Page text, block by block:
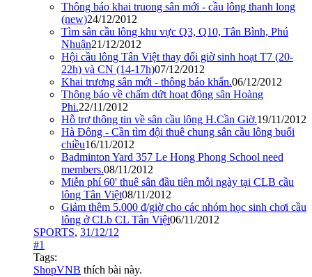
Thông báo khai truong sân mới - cầu lông thanh long
(new)24/12/2012
Tìm sân cầu lông khu vực Q3, Q10, Tân Bình, Phú
Nhuận21/12/2012
Hội cầu lông Tân Việt thay đổi giờ sinh hoạt T7 (20-
22h) và CN (14-17h)07/12/2012
Khai trương sân mới - thông báo khẩn.06/12/2012
Thông báo về chấm dứt hoạt động sân Hoàng
Phi.22/11/2012
Hỗ trợ thông tin về sân cầu lông H.Cần Giờ.19/11/2012
Hà Đông - Cần tìm đội thuê chung sân cầu lông buổi
chiều16/11/2012
Badminton Yard 357 Le Hong Phong School need
members.08/11/2012
Miễn phí 60' thuê sân đầu tiên mỗi ngày tại CLB cầu
lông Tân Việt08/11/2012
Giảm thêm 5.000 đ/giờ cho các nhóm học sinh chơi cầu
lông ở CLb CL Tân Việt06/11/2012
SPORTS, 31/12/12
#1
Tags:
ShopVNB thích bài này.